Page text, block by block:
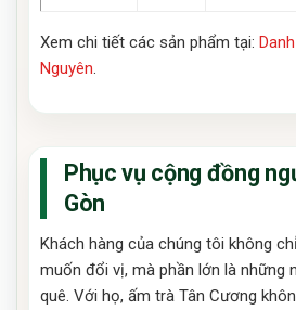
Xem chi tiết các sản phẩm tại:
Nguyên
Phục vụ cộng đồng
Gòn
Khách hàng của chúng tôi không
muốn đổi vị, mà phần lớn là những
quê. Với họ, ấm trà Tân Cương